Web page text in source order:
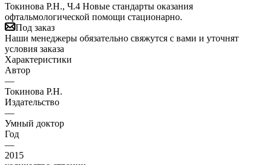
Токинова Р.Н., Ч.4 Новые стандарты оказания
офтальмологической помощи стационарно.
Под заказ
Наши менеджеры обязательно свяжутся с вами и уточнят
условия заказа
Характеристики
Автор
—
Токинова Р.Н.
Издательство
—
Умный доктор
Год
—
2015